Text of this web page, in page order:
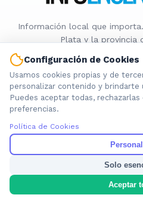
Información local que
Plata y la provincia
Política de
Configuración de Cookies
Usamos cookies propias y de
personalizar contenido y brindarte
Puedes aceptar todas,
preferencias.
Política de Cookies
Solo
Aceptar